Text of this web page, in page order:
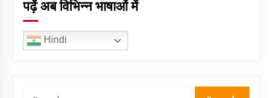
पढ़ें अब विभिन्न भाषाओं में
Hindi